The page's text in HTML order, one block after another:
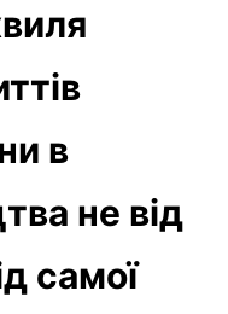
в
не від
самої